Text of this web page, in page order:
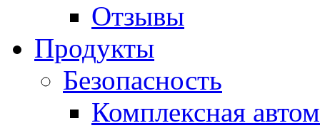
Отзывы
Продукты
Безопасность
Комплексная